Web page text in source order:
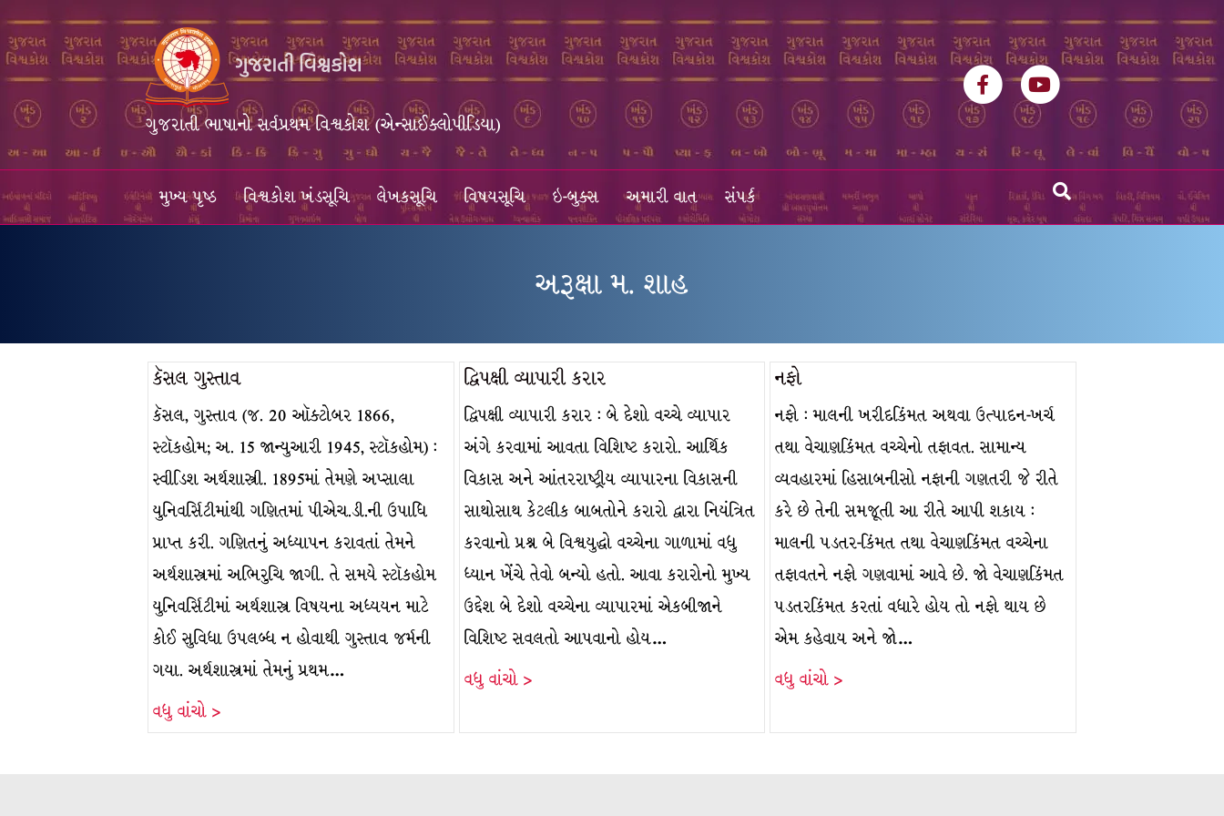
ગુજરાતી ભાષાનો સર્વપ્રથમ વિશ્વકોશ (એન્સાઈક્લોપીડિયા)
FacebookYoutube
મુખ્ય પૃષ્ઠ વિશ્વકોશ ખંડસૂચિ લેખકસૂચિ વિષયસૂચિ ઇ-બુક્સ અમારી વાત સંપર્ક
અરૂક્ષા મ. શાહ
કૅસલ ગુસ્તાવ
કૅસલ, ગુસ્તાવ (જ. 20 ઑક્ટોબર 1866,
સ્ટૉકહોમ; અ. 15 જાન્યુઆરી 1945, સ્ટૉકહોમ) :
સ્વીડિશ અર્થશાસ્ત્રી. 1895માં તેમણે અપ્સાલા
યુનિવર્સિટીમાંથી ગણિતમાં પીએચ.ડી.ની ઉપાધિ
પ્રાપ્ત કરી. ગણિતનું અધ્યાપન કરાવતાં તેમને
અર્થશાસ્ત્રમાં અભિરુચિ જાગી. તે સમયે સ્ટૉકહોમ
યુનિવર્સિટીમાં અર્થશાસ્ત્ર વિષયના અધ્યયન માટે
કોઈ સુવિધા ઉપલબ્ધ ન હોવાથી ગુસ્તાવ જર્મની
ગયા. અર્થશાસ્ત્રમાં તેમનું પ્રથમ…
વધુ વાંચો >
દ્વિપક્ષી વ્યાપારી કરાર
દ્વિપક્ષી વ્યાપારી કરાર : બે દેશો વચ્ચે વ્યાપાર
અંગે કરવામાં આવતા વિશિષ્ટ કરારો. આર્થિક
વિકાસ અને આંતરરાષ્ટ્રીય વ્યાપારના વિકાસની
સાથોસાથ કેટલીક બાબતોને કરારો દ્વારા નિયંત્રિત
કરવાનો પ્રશ્ન બે વિશ્વયુદ્ધો વચ્ચેના ગાળામાં વધુ
ધ્યાન ખેંચે તેવો બન્યો હતો. આવા કરારોનો મુખ્ય
ઉદ્દેશ બે દેશો વચ્ચેના વ્યાપારમાં એકબીજાને
વિશિષ્ટ સવલતો આપવાનો હોય…
વધુ વાંચો >
નફો
નફો : માલની ખરીદકિંમત અથવા ઉત્પાદન-ખર્ચ
તથા વેચાણકિંમત વચ્ચેનો તફાવત. સામાન્ય
વ્યવહારમાં હિસાબનીસો નફાની ગણતરી જે રીતે
કરે છે તેની સમજૂતી આ રીતે આપી શકાય :
માલની પડતર-કિંમત તથા વેચાણકિંમત વચ્ચેના
તફાવતને નફો ગણવામાં આવે છે. જો વેચાણકિંમત
પડતરકિંમત કરતાં વધારે હોય તો નફો થાય છે
એમ કહેવાય અને જો…
વધુ વાંચો >